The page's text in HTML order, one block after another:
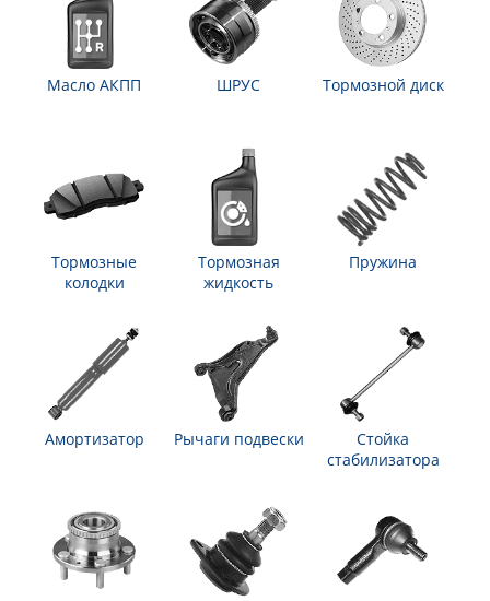
Масло АКПП ШРУС Тормозной диск
Тормозные
колодки
Тормозная
жидкость
Пружина
Амортизатор Рычаги подвески
Стойка
стабилизатора